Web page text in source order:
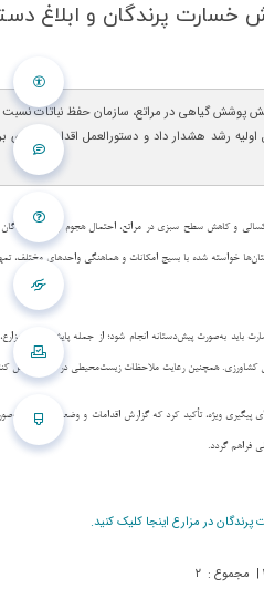
خسارت پرندگان و ابلاغ
پوشش گیاهی در مراتع، سازمان حفظ نباتات نسبت
رشد هشدار داد و دستورالعمل اقدامات فوری
و کاهش سطح سبزی در مراتع، احتمال هجوم و تغذیه پرندگان
خواسته شده با بسیج امکانات و هماهنگی واحدهای مختلف،
باید به‌صورت پیش‌دستانه انجام شود؛ از جمله پایش منظم مزارع،
کشاورزی. همچنین رعایت ملاحظات زیست‌محیطی در همه مراحل
ویژه، تأکید کرد که گزارش اقدامات و وضعیت میدانی
فراهم گردد.
در مزارع اینجا کلیک کنید.
| مجموع : ۲